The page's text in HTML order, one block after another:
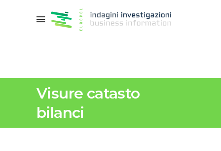
Visure catasto
bilanci